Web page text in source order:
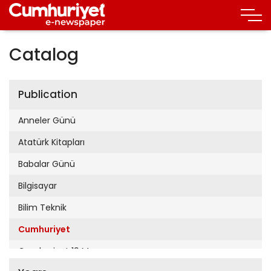
Catalog
Publication
Anneler Günü
Atatürk Kitapları
Babalar Günü
Bilgisayar
Bilim Teknik
Cumhuriyet
Cumhuriyet 19 Mayıs